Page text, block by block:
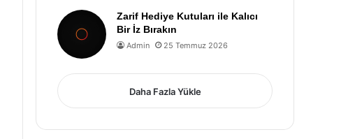
Zarif Hediye Kutuları ile Kalıcı
Bir İz Bırakın
Admin 25 Temmuz 2026
Daha Fazla Yükle